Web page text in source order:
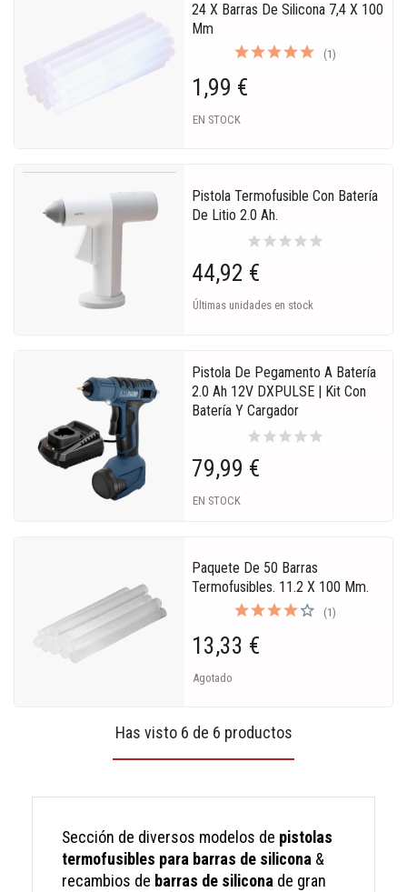
24 X Barras De Silicona 7,4 X 100
Mm
(1)
1,99 €
EN STOCK
Pistola Termofusible Con Batería
De Litio 2.0 Ah.
starstarstarstarstar
44,92 €
Últimas unidades en stock
Pistola De Pegamento A Batería
2.0 Ah 12V DXPULSE | Kit Con
Batería Y Cargador
starstarstarstarstar
79,99 €
EN STOCK
Paquete De 50 Barras
Termofusibles. 11.2 X 100 Mm.
(1)
13,33 €
Agotado
Has visto 6 de 6 productos
Sección de diversos modelos de pistolas
termofusibles para barras de silicona &
recambios de barras de silicona de gran